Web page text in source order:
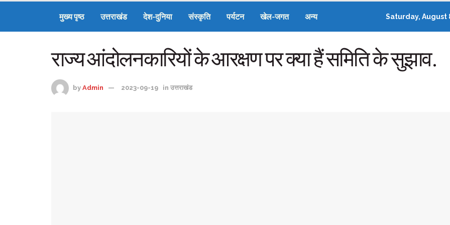
मुख्य पृष्ठ उत्तराखंड देश-दुनिया संस्कृति पर्यटन खेल-जगत अन्य Saturday, August
राज्य आंदोलनकारियों के आरक्षण पर क्या हैं समिति के सुझाव.
by Admin 2023-09-19 in उत्तराखंड